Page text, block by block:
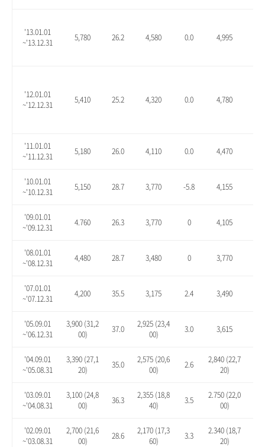
'13.01.01
~'13.12.31
5,780 26.2 4,580 0.0 4,995
'12.01.01
~'12.12.31
5,410 25.2 4,320 0.0 4,780
'11.01.01
~'11.12.31
5,180 26.0 4,110 0.0 4,470
'10.01.01
~'10.12.31
5,150 28.7 3,770 -5.8 4,155
'09.01.01
~'09.12.31
4.760 26.3 3,770 0 4,105
'08.01.01
~'08.12.31
4,480 28.7 3,480 0 3,770
'07.01.01
~'07.12.31
4,200 35.5 3,175 2.4 3,490
'05.09.01
~'06.12.31
3,900 (31,2
00)
37.0
2,925 (23,4
00)
3.0 3,615
'04.09.01
~'05.08.31
3,390 (27,1
20)
35.0
2,575 (20,6
00)
2.6
2,840 (22,7
20)
'03.09.01
~'04.08.31
3,100 (24,8
00)
36.3
2,355 (18,8
40)
3.5
2.750 (22,0
00)
'02.09.01
~'03.08.31
2,700 (21,6
00)
28.6
2,170 (17,3
60)
3.3
2.340 (18,7
20)